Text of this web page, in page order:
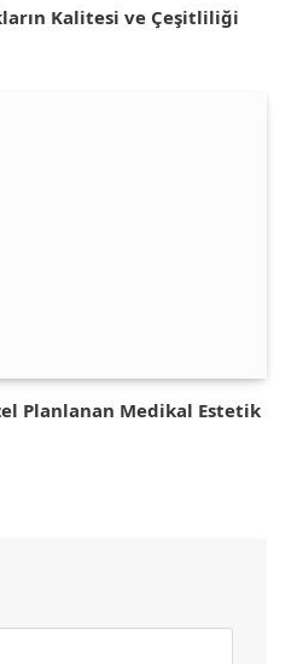
Kalitesi ve Çeşitliliği
Planlanan Medikal Estetik